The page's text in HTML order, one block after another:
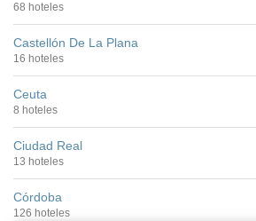
68 hoteles
Castellón De La Plana
16 hoteles
Ceuta
8 hoteles
Ciudad Real
13 hoteles
Córdoba
126 hoteles